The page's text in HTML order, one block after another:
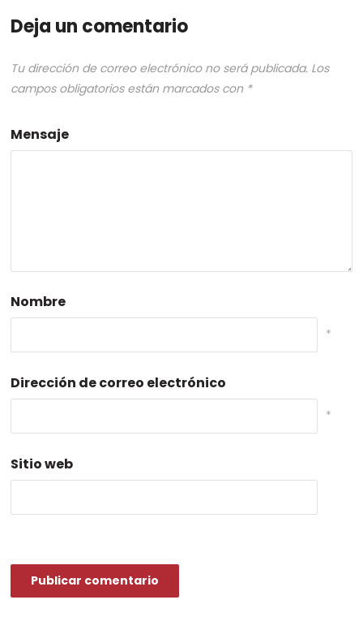
Deja un comentario
Tu dirección de correo electrónico no será publicada. Los
campos obligatorios están marcados con *
Mensaje
Nombre
*
Dirección de correo electrónico
*
Sitio web